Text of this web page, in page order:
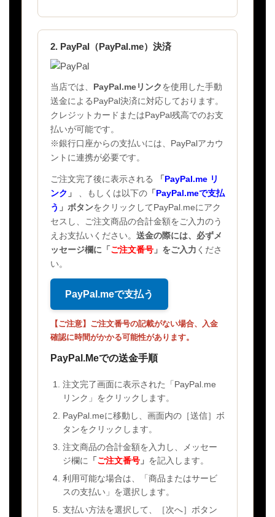
2. PayPal（PayPal.me）決済
当店では、 PayPal.meリンクを使用した手動
送金によるPayPal決済に対応しております。
クレジットカードまたはPayPal残高でのお支
払いが可能です。
※銀行口座からの支払いには、PayPalアカウ
ントに連携が必要です。
ご注文完了後に表示される 「 PayPal.me リ
ンク 」 、もしくは以下の 「 PayPal.meで支払
う 」ボタンをクリックしてPayPal.meにアク
セスし、ご注文商品の合計金額をご入力のう
えお支払いください。 送金の際には、必ずメ
ッセージ欄に 「 ご注文番号 」 をご入力 くださ
い。
PayPal.meで支払う
【ご注意】ご注文番号の記載がない場合、入金
確認に時間がかかる可能性があります。
PayPal.Meでの送金手順
注文完了画面に表示された「PayPal.me
リンク」をクリックします。
PayPal.meに移動し、画面内の［送信］ボ
タンをクリックします。
注文商品の合計金額を入力し、メッセー
ジ欄に
「 ご注文番号 」 を記入します。
利用可能な場合は、「商品またはサービ
スの支払い」を選択します。
支払い方法を選択して、［次へ］ボタン